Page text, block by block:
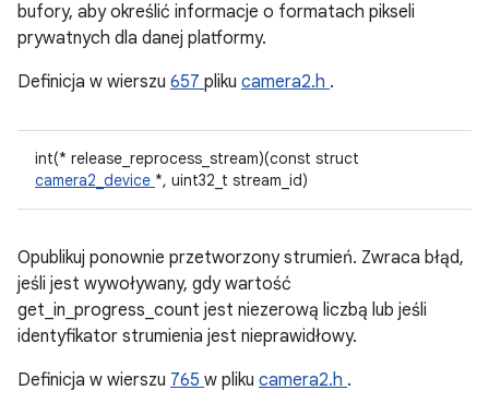
bufory, aby określić informacje o formatach pikseli
prywatnych dla danej platformy.
Definicja w wierszu 657 pliku camera2.h .
int(* release_reprocess_stream)(const struct
camera2_device *, uint32_t stream_id)
Opublikuj ponownie przetworzony strumień. Zwraca błąd,
jeśli jest wywoływany, gdy wartość
get_in_progress_count jest niezerową liczbą lub jeśli
identyfikator strumienia jest nieprawidłowy.
Definicja w wierszu 765 w pliku camera2.h .